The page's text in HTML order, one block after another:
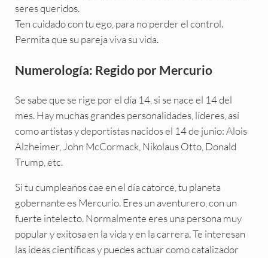
seres queridos.
Ten cuidado con tu ego, para no perder el control.
Permita que su pareja viva su vida.
Numerología: Regido por Mercurio
Se sabe que se rige por el día 14, si se nace el 14 del
mes. Hay muchas grandes personalidades, líderes, así
como artistas y deportistas nacidos el 14 de junio: Alois
Alzheimer, John McCormack, Nikolaus Otto, Donald
Trump, etc.
Si tu cumpleaños cae en el día catorce, tu planeta
gobernante es Mercurio. Eres un aventurero, con un
fuerte intelecto. Normalmente eres una persona muy
popular y exitosa en la vida y en la carrera. Te interesan
las ideas científicas y puedes actuar como catalizador